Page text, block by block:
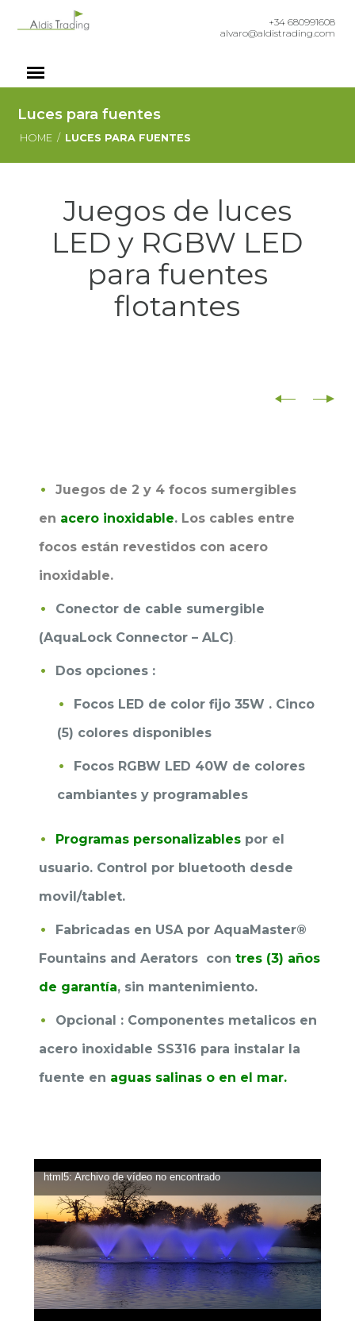
+34 680991608
alvaro@aldistrading.com
Luces para fuentes
HOME / LUCES PARA FUENTES
Juegos de luces
LED y RGBW LED
para fuentes
flotantes
Juegos de 2 y 4 focos sumergibles
en acero inoxidable. Los cables entre
focos están revestidos con acero
inoxidable.
Conector de cable sumergible
(AquaLock Connector – ALC).
Dos opciones :
Focos LED de color fijo 35W . Cinco
(5) colores disponibles
Focos RGBW LED 40W de colores
cambiantes y programables
Programas personalizablespor el
usuario. Control por bluetooth desde
movil/tablet.
Fabricadas en USA por AquaMaster®
Fountains and Aerators con tres (3) años
de garantía, sin mantenimiento.
Opcional : Componentes metalicos en
acero inoxidable SS316 para instalar la
fuente en aguas salinas o en el mar.
html5: Archivo de vídeo no encontrado